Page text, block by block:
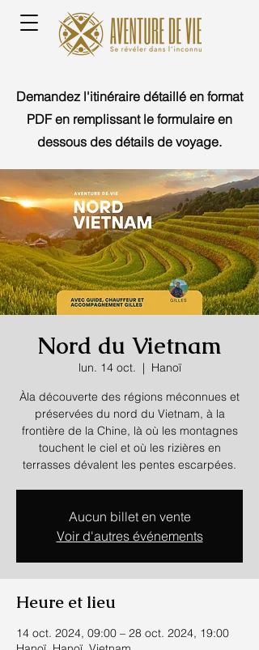
Demandez l'itinéraire détaillé en format
PDF en remplissant le formulaire en
dessous des détails de voyage.
Nord du Vietnam
lun. 14 oct.
  |
Hanoï
Àla découverte des régions méconnues et
préservées du nord du Vietnam, à la
frontière de la Chine, là où les montagnes
touchent le ciel et où les rizières en
terrasses dévalent les pentes escarpées.
Aucun billet en vente
Voir d'autres événements
Heure et lieu
14 oct. 2024, 09:00 – 28 oct. 2024, 19:00